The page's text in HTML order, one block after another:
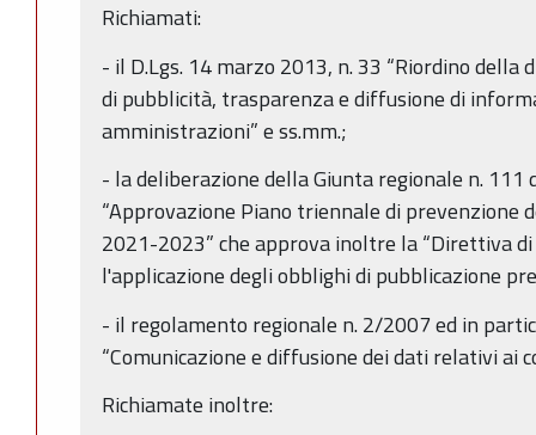
Richiamati:
- il D.Lgs. 14 marzo 2013, n. 33 “Riordino
di pubblicità, trasparenza e diffusione di
amministrazioni” e ss.mm.;
- la deliberazione della Giunta regionale n.
“Approvazione Piano triennale di prevenzione
2021-2023” che approva inoltre la “Direttiva
l'applicazione degli obblighi di pubblicazione
- il regolamento regionale n. 2/2007 ed in
“Comunicazione e diffusione dei dati relativi ai
Richiamate inoltre: